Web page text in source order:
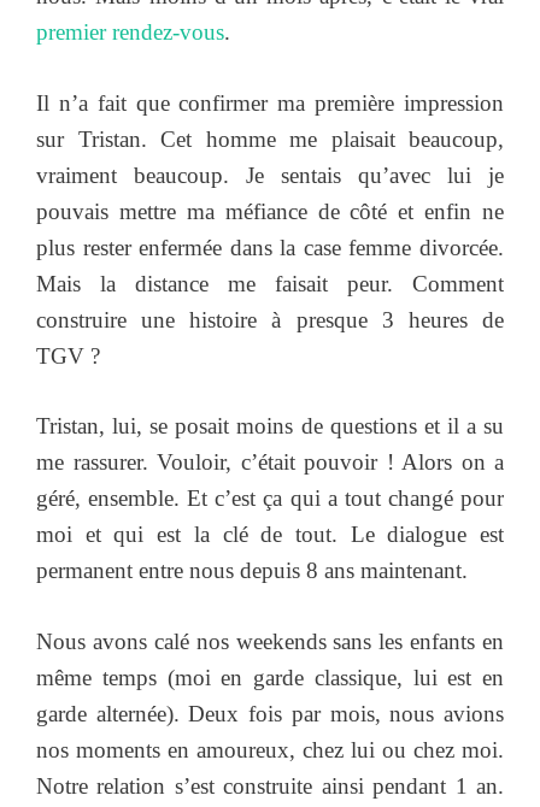
premier rendez-vous.
Il n’a fait que confirmer ma première impression
sur Tristan. Cet homme me plaisait beaucoup,
vraiment beaucoup. Je sentais qu’avec lui je
pouvais mettre ma méfiance de côté et enfin ne
plus rester enfermée dans la case femme divorcée.
Mais la distance me faisait peur. Comment
construire une histoire à presque 3 heures de
TGV ?
Tristan, lui, se posait moins de questions et il a su
me rassurer. Vouloir, c’était pouvoir ! Alors on a
géré, ensemble. Et c’est ça qui a tout changé pour
moi et qui est la clé de tout. Le dialogue est
permanent entre nous depuis 8 ans maintenant.
Nous avons calé nos weekends sans les enfants en
même temps (moi en garde classique, lui est en
garde alternée). Deux fois par mois, nous avions
nos moments en amoureux, chez lui ou chez moi.
Notre relation s’est construite ainsi pendant 1 an.